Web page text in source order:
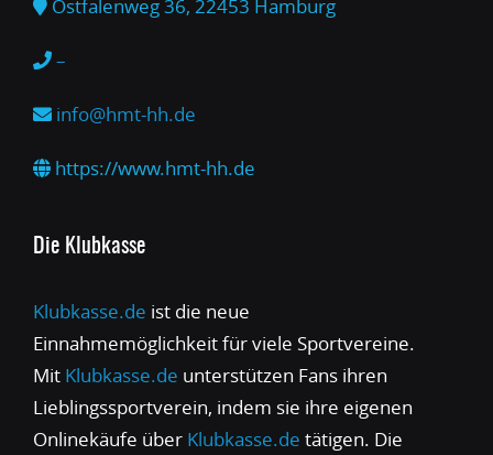
Ostfalenweg 36, 22453 Hamburg
–
info@hmt-hh.de
https://www.hmt-hh.de
Die Klubkasse
Klubkasse.de ist die neue
Einnahmemöglichkeit für viele Sportvereine.
Mit Klubkasse.de unterstützen Fans ihren
Lieblingssportverein, indem sie ihre eigenen
Onlinekäufe über Klubkasse.de tätigen. Die